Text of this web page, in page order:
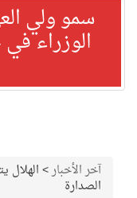
سمو ولي
الوزراء
آخر الأخبار>الهلال
الصدارة